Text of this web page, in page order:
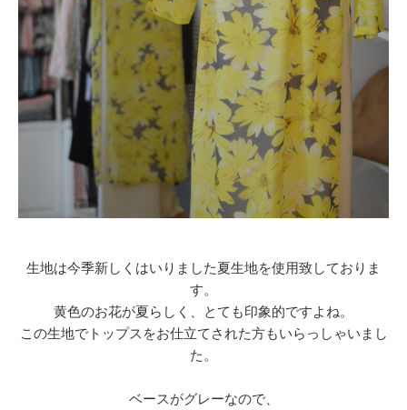
生地は今季新しくはいりました夏生地を使用致しておりま
す。
黄色のお花が夏らしく、とても印象的ですよね。
この生地でトップスをお仕立てされた方もいらっしゃいまし
た。
ベースがグレーなので、